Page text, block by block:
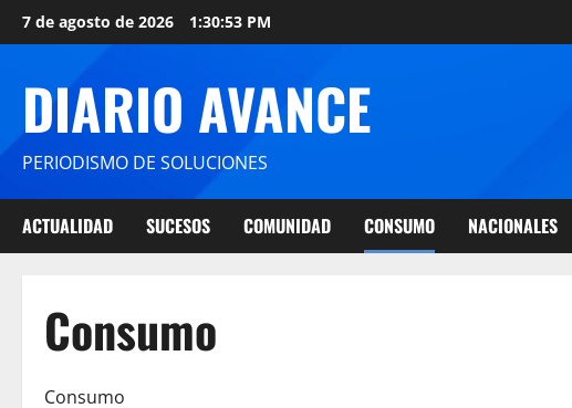
7 de agosto de 2026 1:30:54 PM
DIARIO AVANCE
PERIODISMO DE SOLUCIONES
ACTUALIDAD SUCESOS COMUNIDAD CONSUMO NACIONALES
Consumo
Consumo